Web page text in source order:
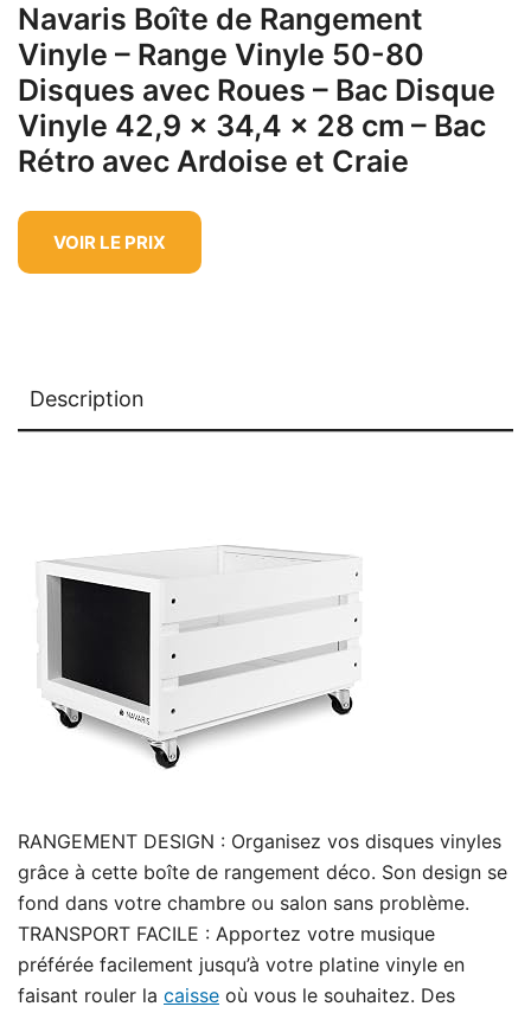
Navaris Boîte de Rangement
Vinyle – Range Vinyle 50-80
Disques avec Roues – Bac Disque
Vinyle 42,9 x 34,4 x 28 cm – Bac
Rétro avec Ardoise et Craie
VOIR LE PRIX
Description
RANGEMENT DESIGN : Organisez vos disques vinyles
grâce à cette boîte de rangement déco. Son design se
fond dans votre chambre ou salon sans problème.
TRANSPORT FACILE : Apportez votre musique
préférée facilement jusqu’à votre platine vinyle en
faisant rouler la caisse où vous le souhaitez. Des